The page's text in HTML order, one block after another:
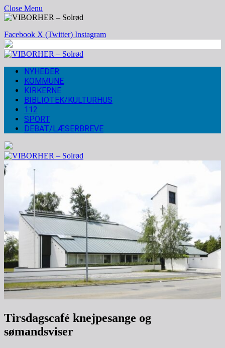
Close Menu
Facebook X (Twitter) Instagram
NYHEDER
KOMMUNE
KIRKERNE
BIBLIOTEK/KULTURHUS
112
SPORT
DEBAT/LÆSERBREVE
Tirsdagscafé knejpesange og
sømandsviser